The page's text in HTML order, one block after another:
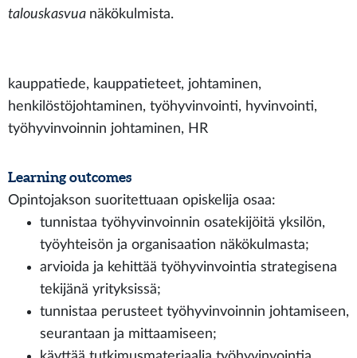
talouskasvua näkökulmista.
kauppatiede, kauppatieteet, johtaminen,
henkilöstöjohtaminen, työhyvinvointi, hyvinvointi,
työhyvinvoinnin johtaminen, HR
Learning outcomes
Opintojakson suoritettuaan opiskelija osaa:
tunnistaa työhyvinvoinnin osatekijöitä yksilön,
työyhteisön ja organisaation näkökulmasta;
arvioida ja kehittää työhyvinvointia strategisena
tekijänä yrityksissä;
tunnistaa perusteet työhyvinvoinnin johtamiseen,
seurantaan ja mittaamiseen;